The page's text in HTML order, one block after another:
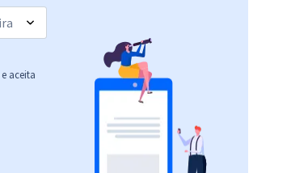
e aceita